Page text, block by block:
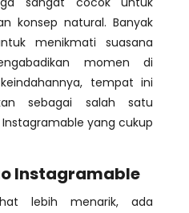
konsep natural. Banyak
menikmati suasana
momen di
tempat ini
sebagai salah satu
yang cukup
Instagramable
lebih menarik, ada